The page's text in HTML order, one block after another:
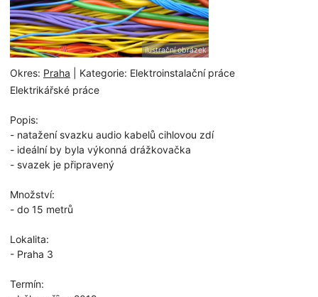
Okres: Praha | Kategorie: Elektroinstalační práce
Elektrikářské práce
Popis:
- natažení svazku audio kabelů cihlovou zdí
- ideální by byla výkonná drážkovačka
- svazek je připravený
Množství:
- do 15 metrů
Lokalita:
- Praha 3
Termín:
ilustrační obrázek